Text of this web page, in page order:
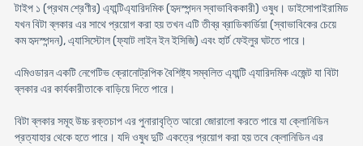
টাইপ ১ (প্রথম শ্রেণীর) এ্যান্টিএ্যারিদমিক (হৃদস্পন্দন স্বাভাবিককারী) ওষুধ। ডাইসােপাইরামিড
যখন বিটা ব্লকার এর সাথে প্রয়ােগ করা হয় তখন এটি তীব্র ব্রাডিকার্ডিয়া (স্বাভাবিকের চেয়ে
কম হৃদস্পন্দন), এ্যাসিস্টোল (ফ্যাট লাইন ইন ইসিজি) এবং হার্ট ফেইলুর ঘটতে পারে।
এমিওডারন একটি নেগেটিভ ক্রোনােট্রপিক বৈশিষ্ট্য সম্বলিত এ্যান্টি এ্যারিদমিক এজেন্ট যা বিটা
ব্লকার এর কার্যকারীতাকে বাড়িয়ে দিতে পারে।
বিটা ব্লকার সমূহ উচ্চ রক্তচাপ এর পুনারাবৃত্তি আরাে জোরালাে করতে পারে যা ক্লোনিডিন
প্রত্যাহার থেকে হতে পারে। যদি ওষুধ দুটি একত্রে প্রয়ােগ করা হয় তবে ক্লোনিডিন এর